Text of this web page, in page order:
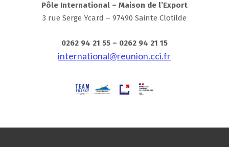
Pôle International – Maison de l’Export
3 rue Serge Ycard – 97490 Sainte Clotilde
0262 94 21 55 – 0262 94 21 15
international@reunion.cci.fr